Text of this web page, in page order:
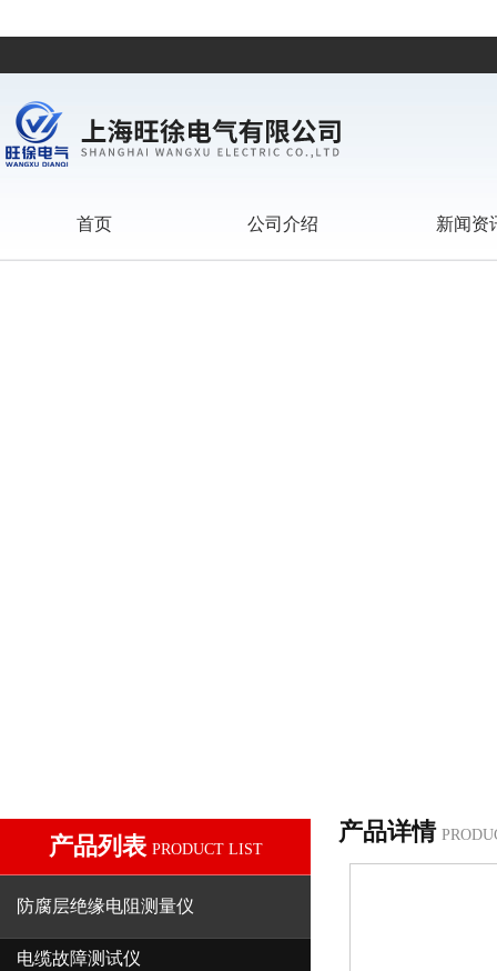
首页 公司介绍 新闻资
产品列表 PRODUCT LIST
防腐层绝缘电阻测量仪
电缆故障测试仪
产品详情